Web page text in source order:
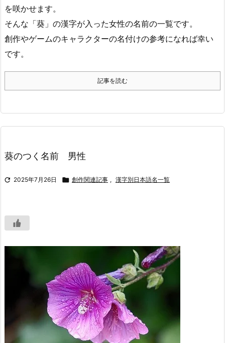
を咲かせます。
そんな「葵」の漢字が入った女性の名前の一覧です。
創作やゲームのキャラクターの名付けの参考になれば幸い
です。
記事を読む
葵のつく名前 男性
 2025年7月26日  創作関連記事 , 漢字別日本語名一覧